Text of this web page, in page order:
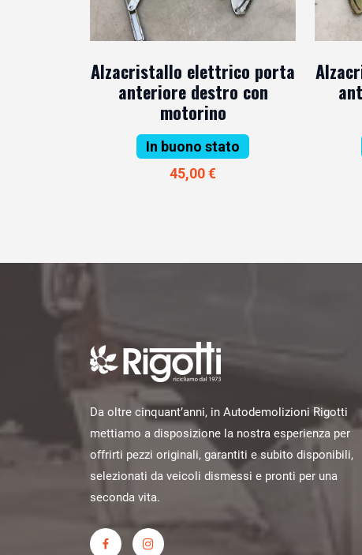
Alzacristallo elettrico porta
anteriore destro con
motorino
In buono stato
45,00 €
Da oltre cinquant’anni, in Autodemolizioni Rigotti
mettiamo a disposizione la nostra esperienza per
offrirti pezzi originali, garantiti e subito disponibili,
selezionati da veicoli dismessi e pronti per una
seconda vita.